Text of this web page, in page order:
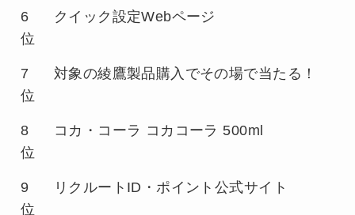
6
位
クイック設定Webページ
7
位
対象の綾鷹製品購入でその場で当たる！
8
位
コカ・コーラ コカコーラ 500ml
9
位
リクルートID・ポイント公式サイト